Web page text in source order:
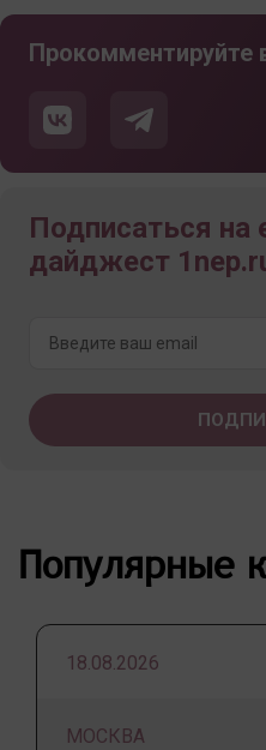
Прокомментируйте
Подписаться
дайджест
Популярные
18.08.2026
МОСКВА